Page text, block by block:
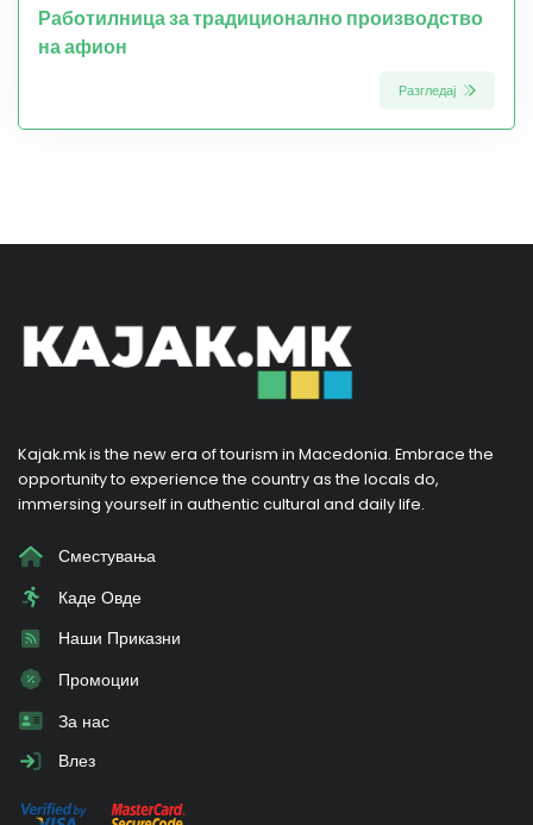
Работилница за традиционално производство
на афион
Разгледај
Kajak.mk is the new era of tourism in Macedonia. Embrace the
opportunity to experience the country as the locals do,
immersing yourself in authentic cultural and daily life.
Сместувања
Каде Овде
Наши Приказни
Промоции
За нас
Влез